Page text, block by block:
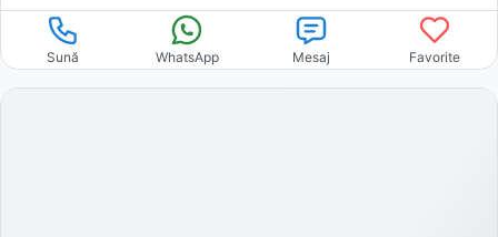
Sună WhatsApp Mesaj Favorite